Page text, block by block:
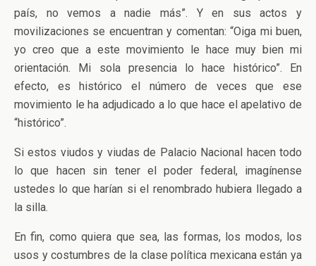
país, no vemos a nadie más”. Y en sus actos y
movilizaciones se encuentran y comentan: “Oiga mi buen,
yo creo que a este movimiento le hace muy bien mi
orientación. Mi sola presencia lo hace histórico”. En
efecto, es histórico el número de veces que ese
movimiento le ha adjudicado a lo que hace el apelativo de
“histórico”.
Si estos viudos y viudas de Palacio Nacional hacen todo
lo que hacen sin tener el poder federal, imagínense
ustedes lo que harían si el renombrado hubiera llegado a
la silla.
En fin, como quiera que sea, las formas, los modos, los
usos y costumbres de la clase política mexicana están ya